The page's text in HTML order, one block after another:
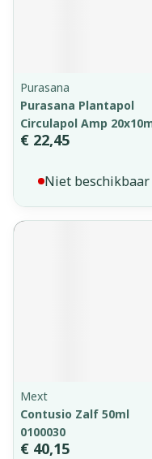
Purasana
Purasana Plantapol
Circulapol Amp
€ 22,45
Niet beschikbaar
Mext
Contusio Zalf 50ml
0100030
€ 40,15